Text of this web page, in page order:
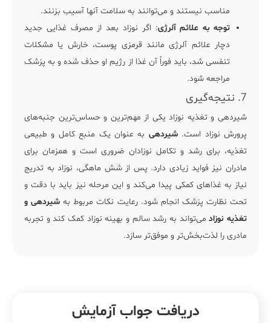
مناسب نیستند و می‌توانند به سلامت آنها آسیب بزنند.
توجه به علائم آلرژی: اگر نوزاد بعد از مصرف غذایی جدید
دچار علائم آلرژی مانند قرمزی پوست، خارش یا مشکلات
تنفسی شد، باید فوراً آن غذا از رژیم او حذف شده و به پزشک
مراجعه شود.
7. نتیجه‌گیری
شیردهی و تغذیه نوزاد یکی از مهم‌ترین و حساس‌ترین جنبه‌های
پرورش نوزاد است.شیردهی به عنوان یک منبع کامل و طبیعی
تغذیه، برای رشد و تکامل نوزادان ضروری است و همزمان برای
مادران نیز فواید زیادی دارد. پس از شش ماهگی، نوزاد به تدریج
نیاز به غذاهای کمکی پیدا می‌کند و این مرحله نیز باید با دقت و
تحت نظارت پزشک انجام شود. رعایت نکات مربوط به شیردهی و
تغذیه نوزادمی‌تواند به رشد سالم و بهینه نوزاد کمک کند و تجربه
مادری را لذت‌بخش‌تر و موفق‌تر سازد.
دریافت جواب آزمایش